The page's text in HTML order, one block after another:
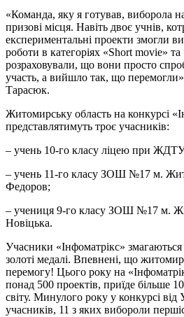
«Команда, яку я готував, виборола
призові місця. Навіть двоє учнів,
експериментальні проекти змогли
роботи в категоріях «Short movie»
розраховували, що вони просто
участь, а вийшло так, що
Тарасюк.
Житомирську область на конкурсі
представлятимуть троє учасників:
– учень 10-го класу ліцею при
– учень 11-го класу ЗОШ №17 м.
Федоров;
– учениця 9-го класу ЗОШ №17 м.
Новіцька.
Учасники «Інфоматрікс» змагаються
золоті медалі. Впевнені, що
перемогу! Цього року на
понад 500 проектів, приїде більше
світу. Минулого року у конкурсі від
учасників, 11 з яких вибороли